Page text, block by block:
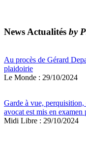
News Actualités by
Au procès de Gérard
plaidoirie
Le Monde : 29/10/2024
Garde à vue,
avocat est mis en
Midi Libre : 29/10/2024